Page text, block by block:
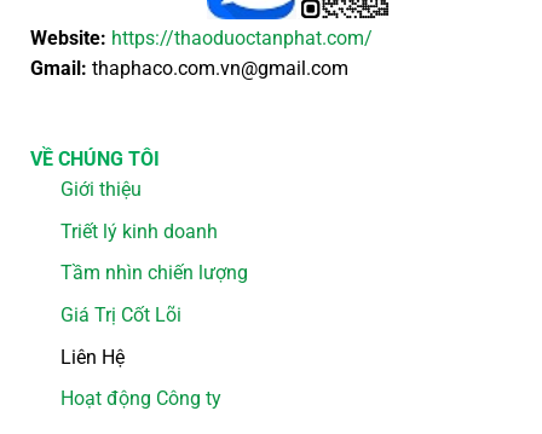
Website: https://thaoduoctanphat.com/
Gmail: thaphaco.com.vn@gmail.com
VỀ CHÚNG TÔI
Giới thiệu
Triết lý kinh doanh
Tầm nhìn chiến lượng
Giá Trị Cốt Lõi
Liên Hệ
Hoạt động Công ty